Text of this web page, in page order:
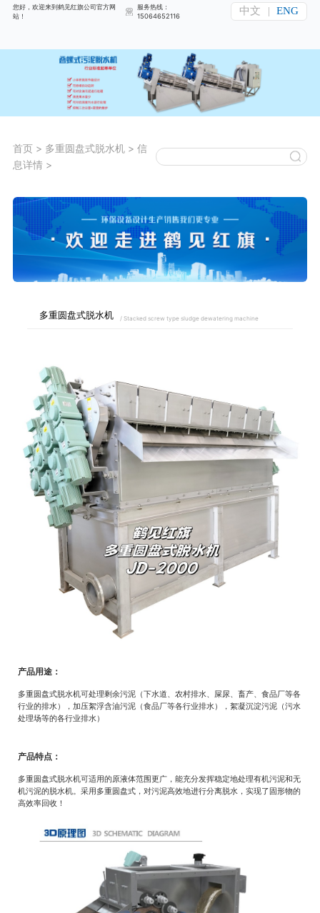
您好，欢迎来到鹤见红旗公司官方网
站！
服务热线：
15064652116
中文 | ENG
首页> 多重圆盘式脱水机> 信
息详情>
多重圆盘式脱水机 / Stacked screw type sludge dewatering machine
产品用途：
多重圆盘式脱水机可处理剩余污泥（下水道、农村排水、屎尿、畜产、食品厂等各
行业的排水），加压絮浮含油污泥（食品厂等各行业排水），絮凝沉淀污泥（污水
处理场等的各行业排水）
产品特点：
多重圆盘式脱水机可适用的原液体范围更广，能充分发挥稳定地处理有机污泥和无
机污泥的脱水机。采用多重圆盘式，对污泥高效地进行分离脱水，实现了固形物的
高效率回收！